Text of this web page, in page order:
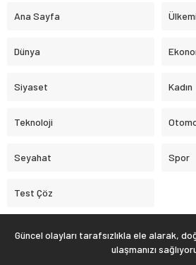
Ana Sayfa
Dünya
Siyaset Kadın
Teknoloji
Seyahat Spor
Test Çöz
Güncel olayları tarafsızlıkla ele alarak,
ulaşmanızı